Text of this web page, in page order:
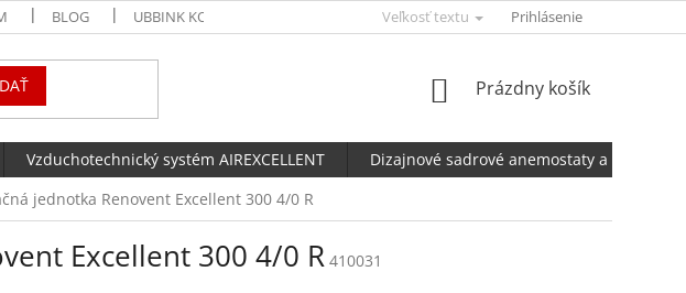
BLOG UBBINK KONFIGURÁTOR AERFLUX UBBINK KALKULAČKA NETESNOSTI
Veľkosť textu Prihlásenie
NÁKUPNÝ
Prázdny košík
Vzduchotechnický systém AIREXCELLENT
Dizajnové sadrové anemostaty a ventily
jednotka Renovent Excellent 300 4/0 R
Excellent 300 4/0 R 410031